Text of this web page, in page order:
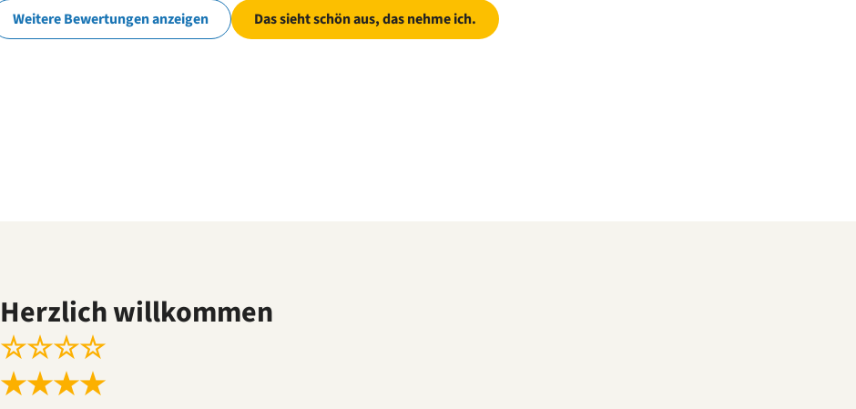
Weitere Bewertungen anzeigen Das sieht schön aus, das nehme ich.
Herzlich willkommen
☆☆☆☆
★★★★